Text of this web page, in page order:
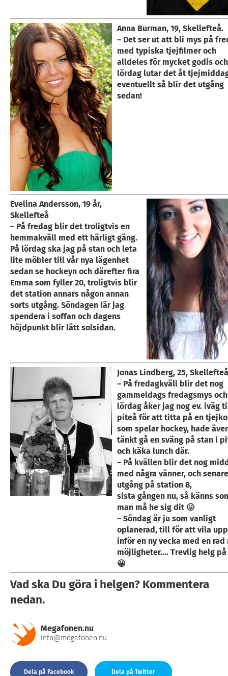
Anna Burman, 19, Skellefteå.
– Det ser ut att bli mys på
med typiska tjejfilmer och
alldeles för mycket godis
lördag lutar det åt
eventuellt så blir det utgång
sedan!
Evelina Andersson, 19 år,
Skellefteå
– På fredag blir det troligtvis en
hemmakväll med ett härligt gäng.
På lördag ska jag på stan och leta
lite möbler till vår nya lägenhet
sedan se hockeyn och därefter fira
Emma som fyller 20, troligtvis blir
det station annars någon annan
sorts utgång. Söndagen lär jag
spendera i soffan och dagens
höjdpunkt blir lätt solsidan.
Jonas Lindberg, 25, Skellefteå
– På fredagkväll blir det nog
gammeldags fredagsmys
lördag åker jag nog ev. iväg
piteå för att titta på en
som spelar hockey, hade
tänkt gå en sväng på stan i
och käka lunch där.
– På kvällen blir det nog
med några vänner, och senare
utgång på station 8,
sista gången nu, så känns
man må he sig dit 😛
– Söndag är ju som vanligt
oplanerad, till för att vila
inför en ny vecka med en rad
möjligheter…. Trevlig helg på
😀
Vad ska Du göra i helgen? Kommentera
nedan.
Megafonen.nu
info@megafonen.nu
Dela på Facebook Dela på Twitter